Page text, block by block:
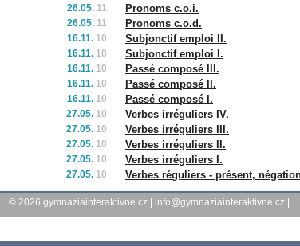
26.05. 11 Pronoms c.o.i.
26.05. 11 Pronoms c.o.d.
16.11. 10 Subjonctif emploi II.
16.11. 10 Subjonctif emploi I.
16.11. 10 Passé composé III.
16.11. 10 Passé composé II.
16.11. 10 Passé composé I.
27.05. 10 Verbes irréguliers IV.
27.05. 10 Verbes irréguliers III.
27.05. 10 Verbes irréguliers II.
27.05. 10 Verbes irréguliers I.
27.05. 10 Verbes réguliers - présent,
© 2026 gymnaziainteraktivne.cz info@gymnaziainteraktivne.cz